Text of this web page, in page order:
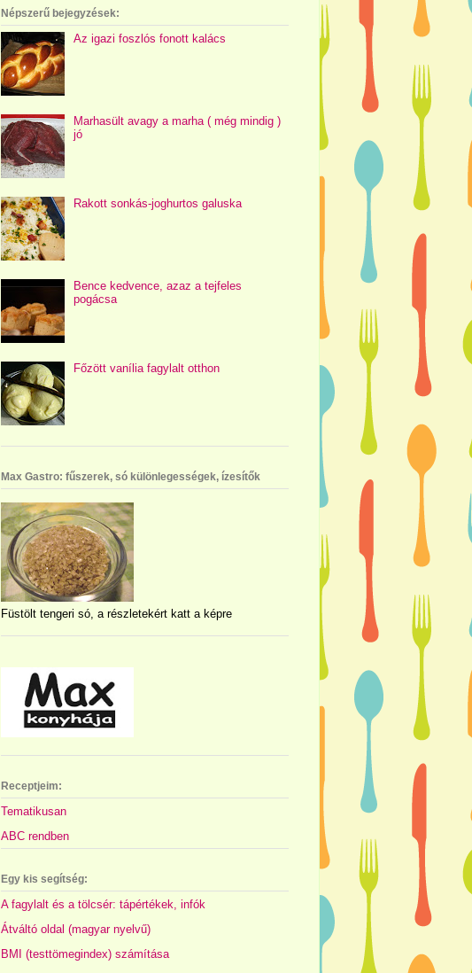
Népszerű bejegyzések:
Az igazi foszlós fonott kalács
Marhasült avagy a marha ( még mindig )
jó
Rakott sonkás-joghurtos galuska
Bence kedvence, azaz a tejfeles
pogácsa
Főzött vanília fagylalt otthon
Max Gastro: fűszerek, só különlegességek, ízesítők
Füstölt tengeri só, a részletekért katt a képre
Receptjeim:
Tematikusan
ABC rendben
Egy kis segítség:
A fagylalt és a tölcsér: tápértékek, infók
Átváltó oldal (magyar nyelvű)
BMI (testtömegindex) számítása